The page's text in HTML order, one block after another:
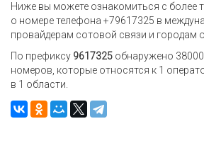
Ниже вы можете ознакомиться с более
о номере телефона +79617325 в
провайдерам сотовой связи и городам
По префиксу 9617325 обнаружено
номеров, которые относятся к 1
в 1 области.